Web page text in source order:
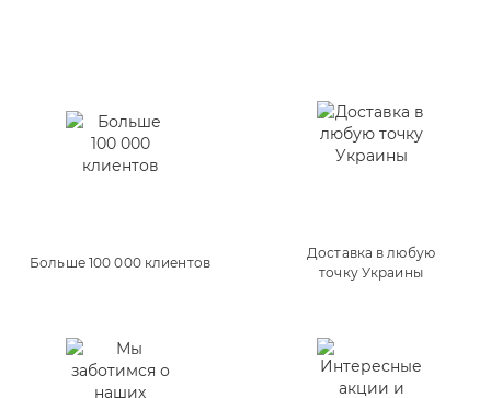
Больше 100 000 клиентов
Доставка в любую
точку Украины